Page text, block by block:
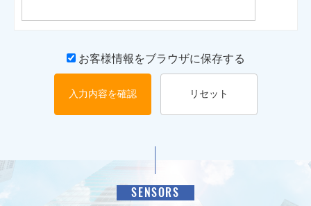
お客様情報をブラウザに保存する
入力内容を確認 リセット
SENSORS